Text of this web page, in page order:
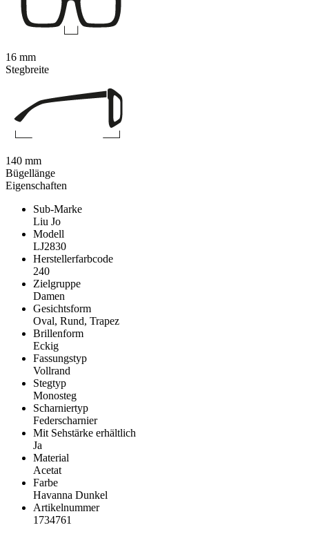
Eigenschaften
Sub-Marke
Liu Jo
Modell
LJ2830
Herstellerfarbcode
240
Zielgruppe
Damen
Gesichtsform
Oval, Rund, Trapez
Brillenform
Eckig
Fassungstyp
Vollrand
Stegtyp
Monosteg
Scharniertyp
Federscharnier
Mit Sehstärke erhältlich
Ja
Material
Acetat
Farbe
Havanna Dunkel
Artikelnummer
1734761
16 mm
Stegbreite
140 mm
Bügellänge